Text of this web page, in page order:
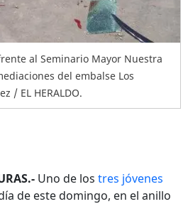
al Seminario Mayor Nuestra
del embalse Los
/ EL HERALDO.
Uno de los tres jóvenes
de este domingo, en el anillo